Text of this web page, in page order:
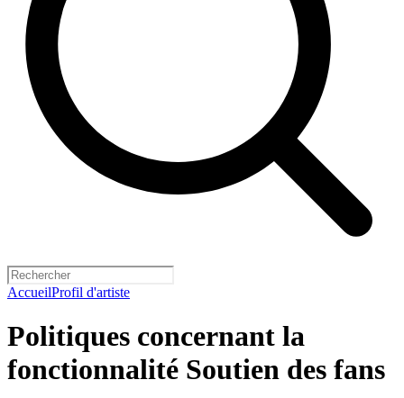
AccueilProfil d'artiste
Politiques concernant la
fonctionnalité Soutien des fans